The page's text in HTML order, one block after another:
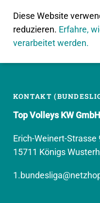
Diese Website
reduzieren. Erfahre,
verarbeitet werden.
KONTAKT
Top Volleys KW GmbH
Erich-Weinert-Strasse
15711 Königs